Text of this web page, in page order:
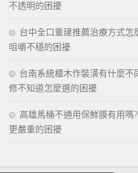
不透明的困擾
台中全口重建推薦治療方式怎
咀嚼不穩的困擾
台南系統櫃木作裝潢有什麼
修不知道怎麼選的困擾
高雄馬桶不通用保鮮膜有用嗎
更嚴重的困擾